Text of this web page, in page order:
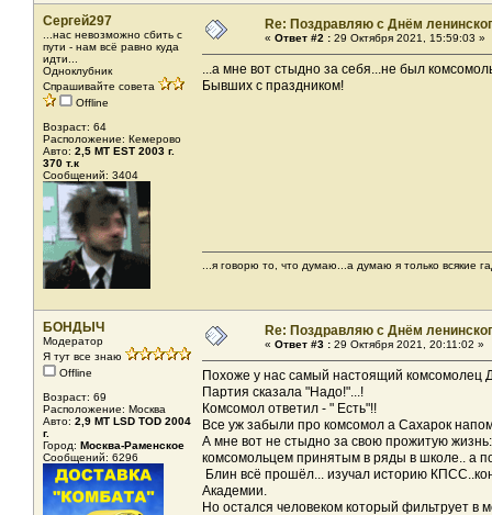
Сергей297
...нас невозможно сбить с
пути - нам всё равно куда
идти...
Одноклубник
Спрашивайте совета
Offline
Возраст: 64
Расположение: Кемерово
Авто: 2,5 МТ EST 2003 г.
370 т.к
Сообщений: 3404
Re: Поздравляю с Днём
« Ответ #2 : 29 Октября 2021, 15:59:03 »
...а мне вот стыдно за себя...не был
Бывших с праздником!
...я говорю то, что думаю...а думаю я только всякие
БОНДЫЧ
Модератор
Я тут все знаю
Offline
Возраст: 69
Расположение: Москва
Авто: 2,9 МТ LSD ТОD 2004
г.
Город: Москва-Раменское
Сообщений: 6296
Re: Поздравляю с Днём
« Ответ #3 : 29 Октября 2021, 20:11:02 »
Похоже у нас самый настоящий комсомолец
Партия сказала "Надо!"...!
Комсомол ответил - " Есть"!!
Все уж забыли про комсомол а Сахарок
А мне вот не стыдно за свою прожитую
комсомольцем принятым в ряды в школе.. а
Блин всё прошёл... изучал историю
Академии.
Но остался человеком который фильтрует в